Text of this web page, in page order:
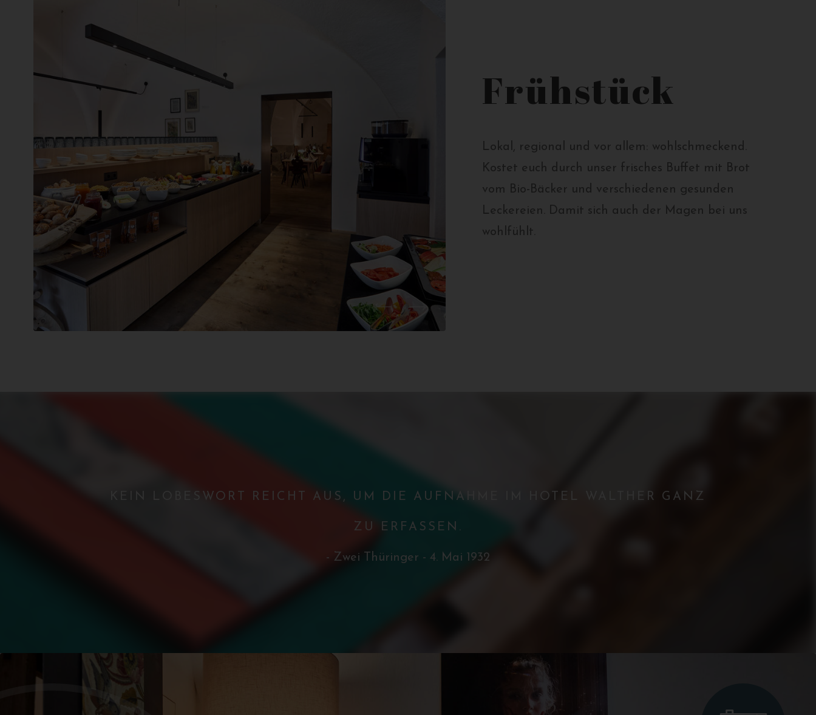
Frühstück
Lokal, regional und vor allem: wohlschmeckend.
Kostet euch durch unser frisches Buffet mit Brot
vom Bio-Bäcker und verschiedenen gesunden
Leckereien. Damit sich auch der Magen bei uns
wohlfühlt.
KEIN LOBESWORT REICHT AUS, UM DIE AUFNAHME IM HOTEL WALTHER GANZ
ZU ERFASSEN.
- Zwei Thüringer - 4. Mai 1932